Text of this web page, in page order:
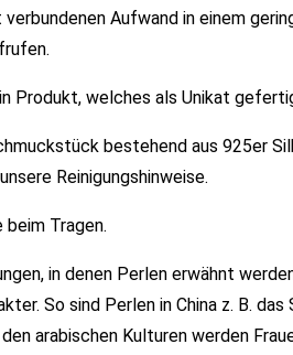
Aufwand in einem
Produkt, welches als Unikat
bestehend aus 925er
Reinigungshinweise.
beim Tragen.
in denen Perlen erwähnt
So sind Perlen in China z. B.
den arabischen Kulturen werden